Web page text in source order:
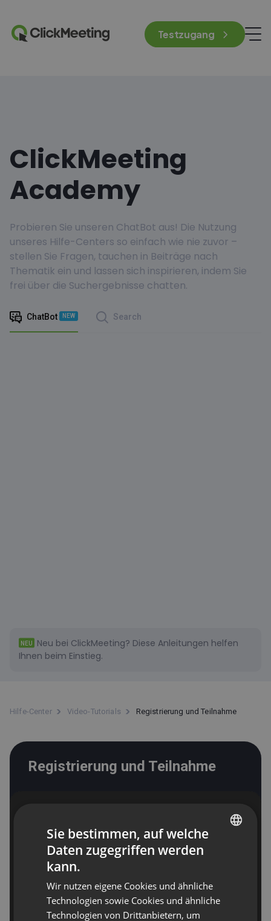
Testzugang
ClickMeeting
Academy
Probieren Sie unseren ChatBot aus! Die Nutzung
unseres Hilfe-Centers so einfach wie nie zuvor –
stellen Sie Fragen, tauchen in Beiträge nach
Thematik ein und lassen sich inspirieren, indem Sie
frei über die Suchergebnisse chatten.
ChatBot NEW Search
NEU Neu bei ClickMeeting? Diese Anleitungen helfen
Ihnen beim Einstieg.
Hilfe-Center Video-Tutorials Registrierung und Teilnahme
Registrierung und Teilnahme
ENGLISH
GERMAN
POLISH
Sie bestimmen, auf welche
Daten zugegriffen werden
kann.
Wir nutzen eigene Cookies und ähnliche
Technologien sowie Cookies und ähnliche
Technologien von Drittanbietern, um